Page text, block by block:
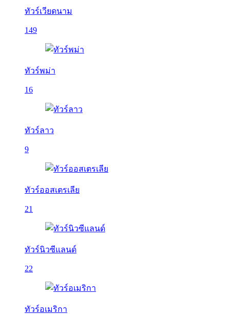
ทัวร์เวียดนาม
149
ทัวร์พม่า
16
ทัวร์ลาว
9
ทัวร์ออสเตรเลีย
21
ทัวร์นิวซีแลนด์
22
ทัวร์อเมริกา